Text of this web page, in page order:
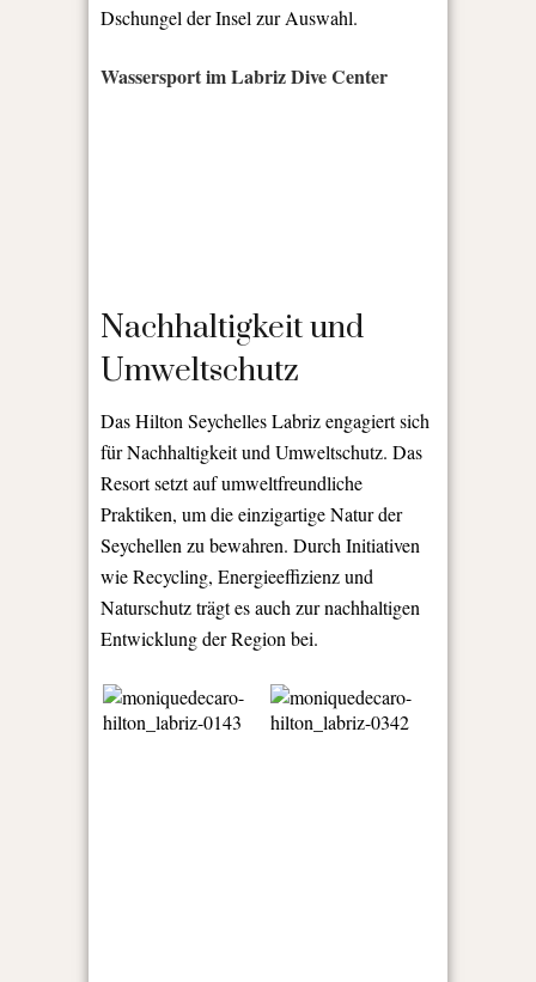
Dschungel der Insel zur Auswahl.
Wassersport im Labriz Dive Center
Nachhaltigkeit und
Umweltschutz
Das Hilton Seychelles Labriz engagiert sich
für Nachhaltigkeit und Umweltschutz. Das
Resort setzt auf umweltfreundliche
Praktiken, um die einzigartige Natur der
Seychellen zu bewahren. Durch Initiativen
wie Recycling, Energieeffizienz und
Naturschutz trägt es auch zur nachhaltigen
Entwicklung der Region bei.